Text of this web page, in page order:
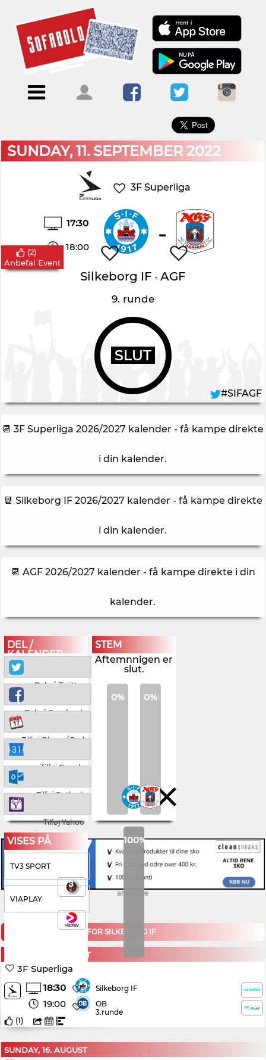
Menu
ForsideKalendere
Blogs
Om
Sofabold
Kontakt
bruger
ind
×
SUNDAY, 11. SEPTEMBER 2022
3F Superliga
17:30
18:00 -
Silkeborg IF - AGF
9. runde
SLUT
(2)
Anbefal Event
#SIFAGF
📆 3F Superliga 2026/2027 kalender - få kampe direkte
i din kalender.
📆 Silkeborg IF 2026/2027 kalender - få kampe direkte
i din kalender.
📆 AGF 2026/2027 kalender - få kampe direkte i din
kalender.
DEL /
KALENDER
Del på Twitter
Del på Facebook
Tilføj iPhone/iPad
Tilføj Google
Tilføj Outlook
Tilføj Yahoo
STEM
Aftemnnigen er
slut.
0% 0%
100%
VISES PÅ
TV3 SPORT
VIAPLAY
annonce
KOMMENDE KAMPE FOR SILKEBORG IF
MONDAY, 10. AUGUST
3F Superliga
18:30
19:00
Silkeborg IF
OB
3.runde
(1)
SUNDAY, 16. AUGUST